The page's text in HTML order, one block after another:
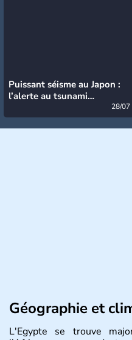
Puissant séisme au Japon :
l’alerte au tsunami
28/07
Géographie et
L'Egypte se trouve